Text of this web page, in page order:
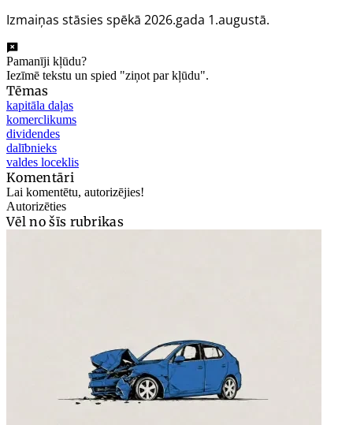
Izmaiņas stāsies spēkā 2026.gada 1.augustā.
Pamanīji kļūdu?
Iezīmē tekstu un spied "ziņot par kļūdu".
Tēmas
kapitāla daļas
komerclikums
dividendes
dalībnieks
valdes loceklis
Komentāri
Lai komentētu, autorizējies!
Autorizēties
Vēl no šīs rubrikas